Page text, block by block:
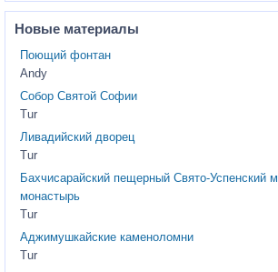
Новые материалы
Поющий фонтан
Andy
Собор Святой Софии
Tur
Ливадийский дворец
Tur
Бахчисарайский пещерный Свято-Успенский
монастырь
Tur
Аджимушкайские каменоломни
Tur